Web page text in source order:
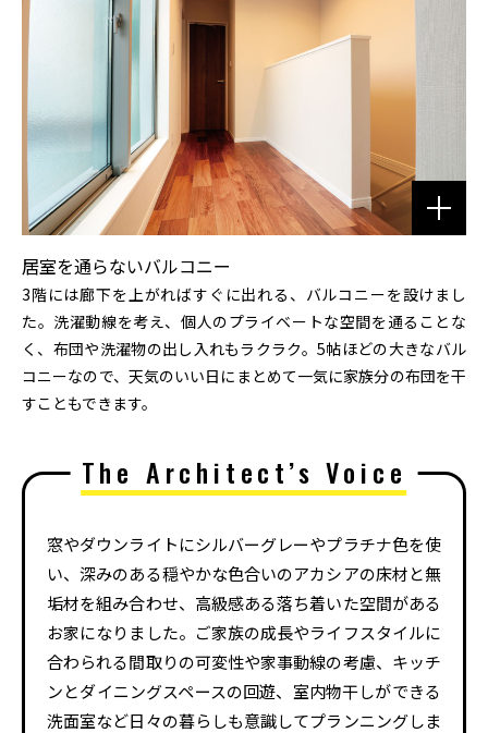
居室を通らないバルコニー
3階には廊下を上がればすぐに出れる、バルコニーを設けまし
た。洗濯動線を考え、個人のプライベートな空間を通ることな
く、布団や洗濯物の出し入れもラクラク。5帖ほどの大きなバル
コニーなので、天気のいい日にまとめて一気に家族分の布団を干
すこともできます。
The Architect’s Voice
窓やダウンライトにシルバーグレーやプラチナ色を使
い、深みのある穏やかな色合いのアカシアの床材と無
垢材を組み合わせ、高級感ある落ち着いた空間がある
お家になりました。ご家族の成長やライフスタイルに
合わられる間取りの可変性や家事動線の考慮、キッチ
ンとダイニングスペースの回遊、室内物干しができる
洗面室など日々の暮らしも意識してプランニングしま